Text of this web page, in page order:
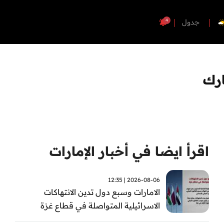
جدول 4
اقرأ ايضا في أخبار الإمارات
2026-08-06 | 12:35
الامارات وسبع دول تدين الانتهاكات
الاسرائيلية المتواصلة في قطاع غزة